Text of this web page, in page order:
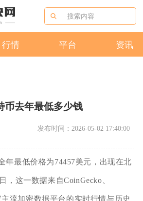
行情 平台 资讯
币去年最低多少钱
发布时间：2026-05-02 17:40:00
年最低价格为74457美元，出现在北
，这一数据来自CoinGecko、
流加密数据平台的实时行情与历史